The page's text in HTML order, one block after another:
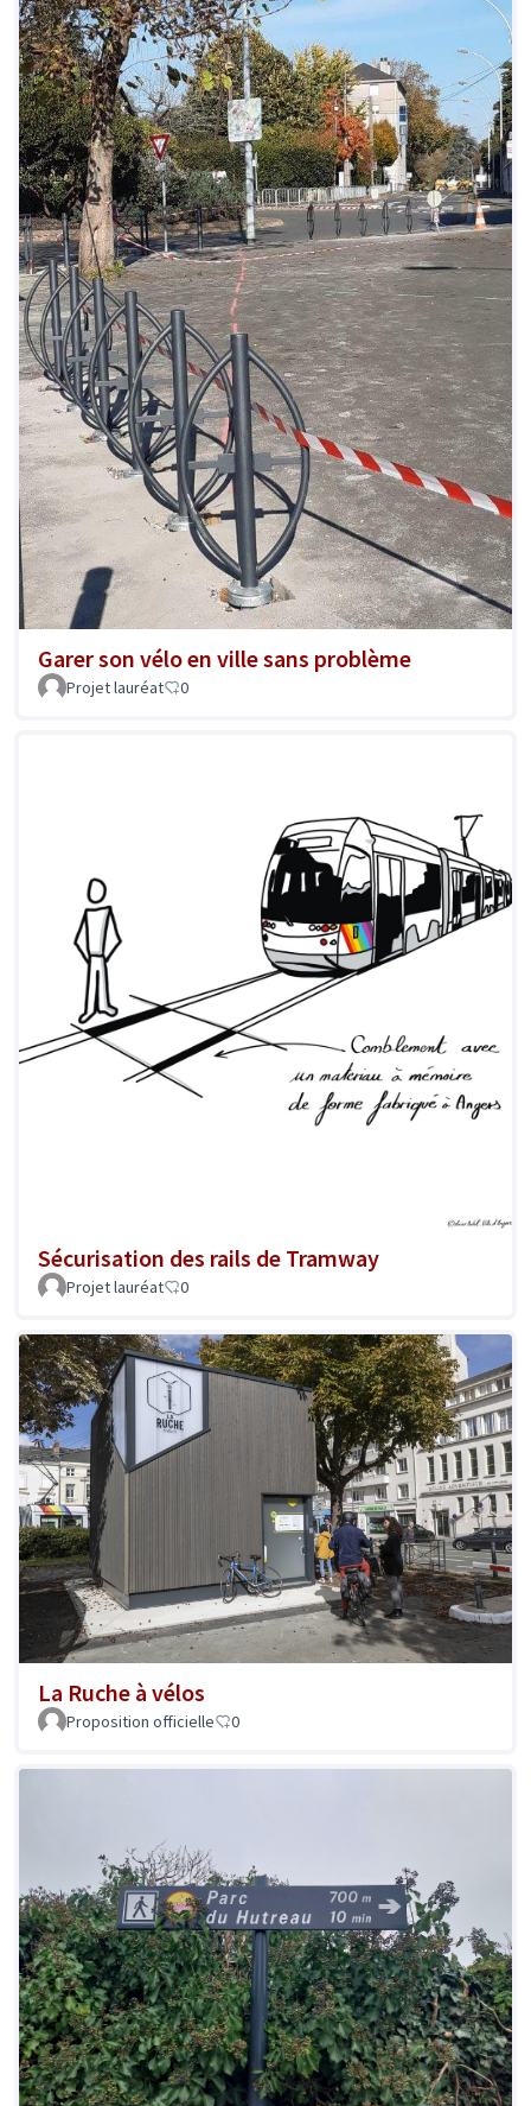
Garer son vélo en ville sans problème
Projet lauréat 0
Sécurisation des rails de Tramway
Projet lauréat 0
La Ruche à vélos
Proposition officielle 0